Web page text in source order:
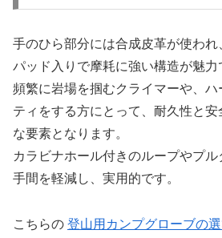
手のひら部分には合成皮革が使わ
パッド入りで摩耗に強い構造が魅力
頻繁に岩場を掴むクライマーや、
ティをする方にとって、耐久性と
な要素となります。
カラビナホール付きのループやプ
手間を軽減し、実用的です。
こちらの 登山用カンプグローブの